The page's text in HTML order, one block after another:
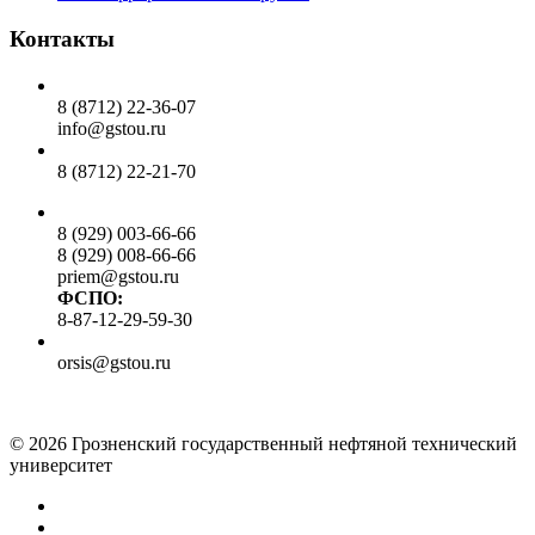
Контакты
8 (8712) 22-36-07
info@gstou.ru
8 (8712) 22-21-70
8 (929) 003-66-66
8 (929) 008-66-66
priem@gstou.ru
ФСПО:
8-87-12-29-59-30
orsis@gstou.ru
© 2026 Грозненский государственный нефтяной технический
университет